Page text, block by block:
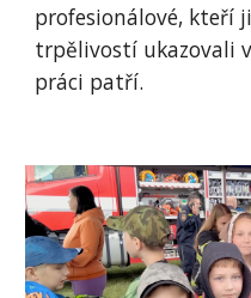
profesionálové, kteří
trpělivostí ukazovali
práci patří.